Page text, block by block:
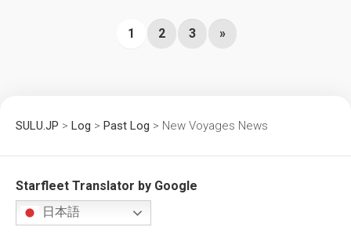
1 2 3 »
SULU.JP > Log > Past Log > New Voyages News
Starfleet Translator by Google
日本語